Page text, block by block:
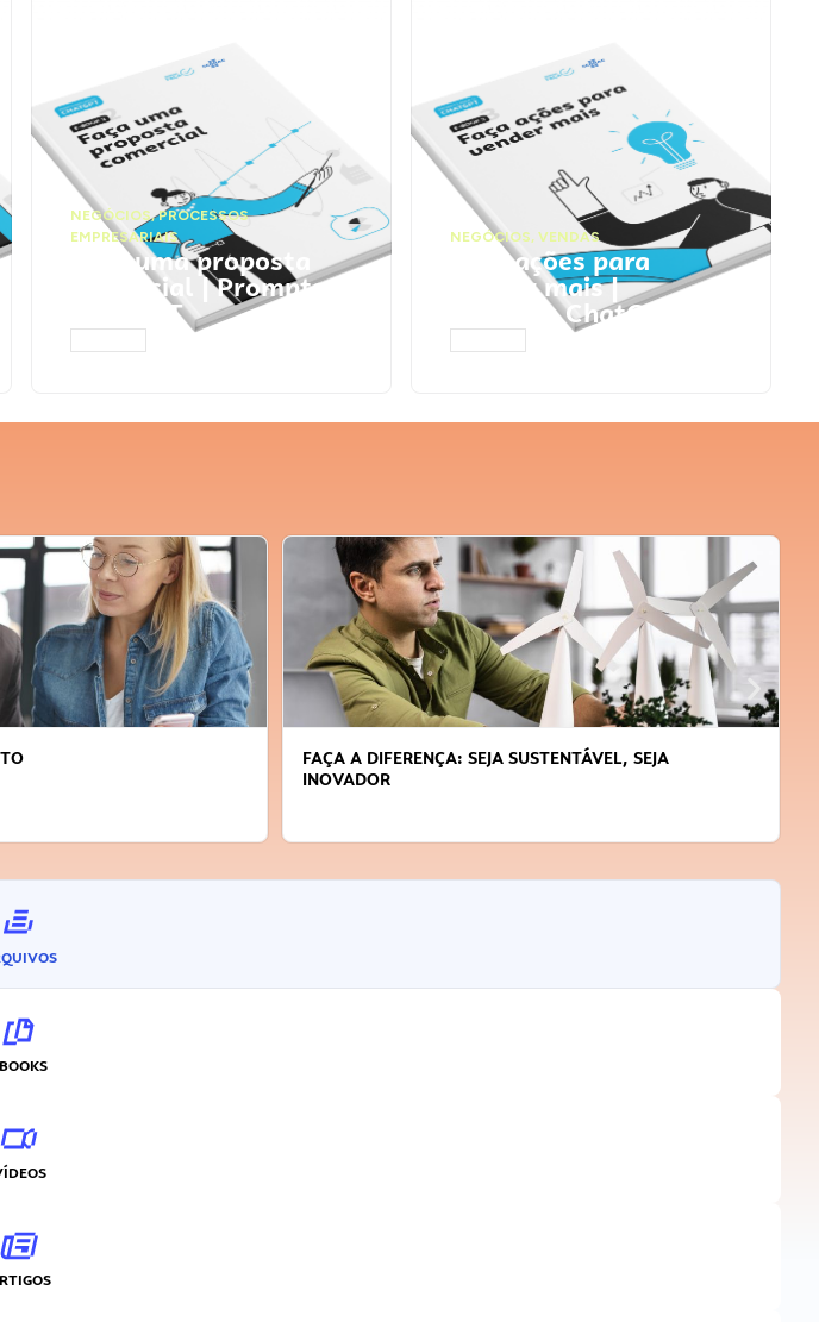
NEGÓCIOS,PROCESSOS
EMPRESARIAIS
Faça uma proposta
comercial | Prompts
ChatGPT
NEGÓCIOS, VENDAS
Faça ações para
vender mais |
Prompts ChatGPT
FAÇA A DIFERENÇA: SEJA SUSTENTÁVEL, SEJA
INOVADOR